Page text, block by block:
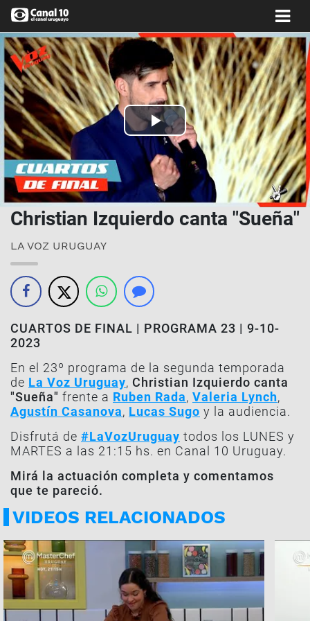
Play
Video
Christian Izquierdo canta "Sueña"
LA VOZ URUGUAY
CUARTOS DE FINAL | PROGRAMA 23 | 9-10-
2023
En el 23º programa de la segunda temporada
de La Voz Uruguay, Christian Izquierdo canta
"Sueña" frente a Ruben Rada, Valeria Lynch,
Agustín Casanova, Lucas Sugo y la audiencia.
Disfrutá de #LaVozUruguay todos los LUNES y
MARTES a las 21:15 hs. en Canal 10 Uruguay.
Mirá la actuación completa y comentamos
que te pareció.
VIDEOS RELACIONADOS